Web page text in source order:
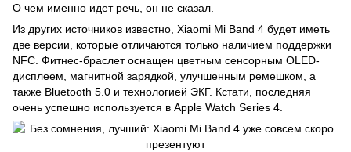
О чем именно идет речь, он не сказал.
Из других источников известно, Xiaomi Mi Band 4 будет иметь
две версии, которые отличаются только наличием поддержки
NFC. Фитнес-браслет оснащен цветным сенсорным OLED-
дисплеем, магнитной зарядкой, улучшенным ремешком , а
также Bluetooth 5.0 и технологией ЭКГ. Кстати, последняя
очень успешно используется в Apple Watch Series 4